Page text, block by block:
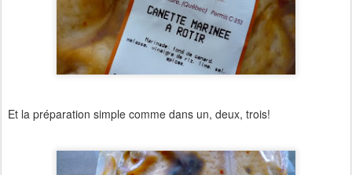
Et la préparation simple comme dans un, deux, trois!